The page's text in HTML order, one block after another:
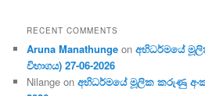
RECENT COMMENTS
Aruna Manathunge onඅභිධර්මයේ
විභාගය) 27-06-2026
Nilange onඅභිධර්මයේ මූලික කරුණු අංක: